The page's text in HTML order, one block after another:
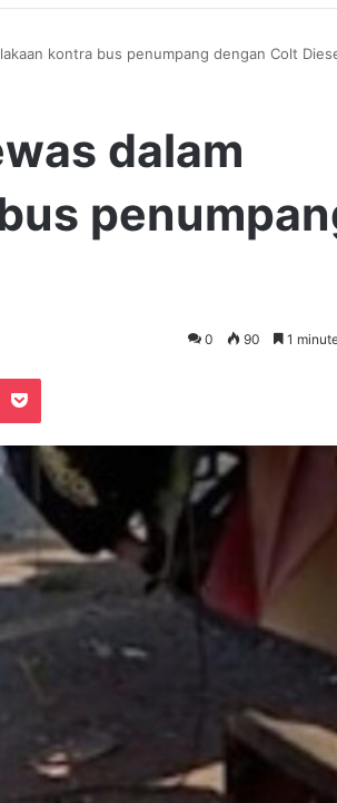
kontra bus penumpang dengan Colt
dalam
0 90 1
Pocket